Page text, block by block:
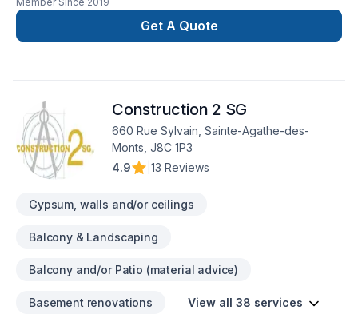
Garage, Gouttières, Gypse, Insonorisation, Isolation mur,
Patio, Plancher, Rénovation générale, Revêtement extérieur,
Salle de bain, Sous-sol dans les secteurs de
et un service clé en main irréprochable. Confiez votre projet
à une équipe qui a à cœur votre satisfaction.
Get A Quote
Construction 2 SG
660 Rue Sylvain, Sainte-Agathe-des-
Monts, J8C 1P3
4.9
13 Reviews
Gypsum, walls and/or ceilings
Balcony & Landscaping
Balcony and/or Patio (material advice)
Basement renovations View all 38 services